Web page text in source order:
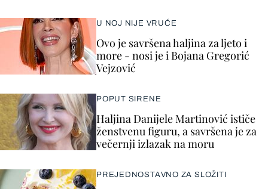
U NOJ NIJE VRUĆE
Ovo je savršena haljina za ljeto i
more - nosi je i Bojana Gregorić
Vejzović
POPUT SIRENE
Haljina Danijele Martinović ističe
ženstvenu figuru, a savršena je za
večernji izlazak na moru
PREJEDNOSTAVNO ZA SLOŽITI